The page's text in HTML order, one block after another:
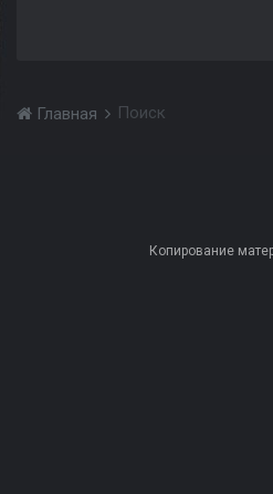
Главная Поиск
Копирование